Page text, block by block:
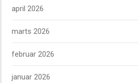
april 2026
marts 2026
februar 2026
januar 2026